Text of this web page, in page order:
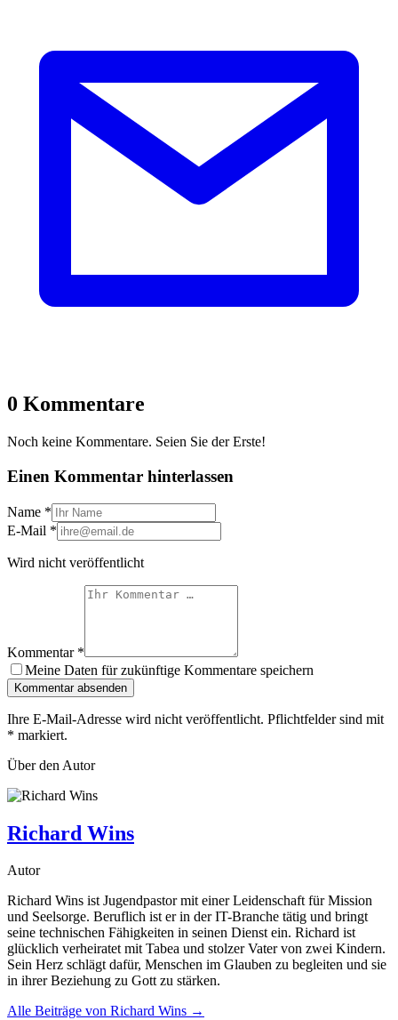
0 Kommentare
Noch keine Kommentare. Seien Sie der Erste!
Einen Kommentar hinterlassen
Name *
E-Mail *
Wird nicht veröffentlicht
Kommentar *
Meine Daten für zukünftige Kommentare speichern
Kommentar absenden
Ihre E-Mail-Adresse wird nicht veröffentlicht. Pflichtfelder sind mit
* markiert.
Über den Autor
Richard Wins
Autor
Richard Wins ist Jugendpastor mit einer Leidenschaft für Mission
und Seelsorge. Beruflich ist er in der IT-Branche tätig und bringt
seine technischen Fähigkeiten in seinen Dienst ein. Richard ist
glücklich verheiratet mit Tabea und stolzer Vater von zwei Kindern.
Sein Herz schlägt dafür, Menschen im Glauben zu begleiten und sie
in ihrer Beziehung zu Gott zu stärken.
Alle Beiträge von Richard Wins →